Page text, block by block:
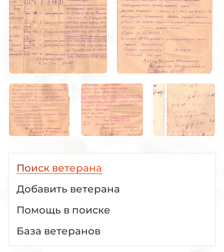
Поиск ветерана
Добавить ветерана
Помощь в поиске
База ветеранов